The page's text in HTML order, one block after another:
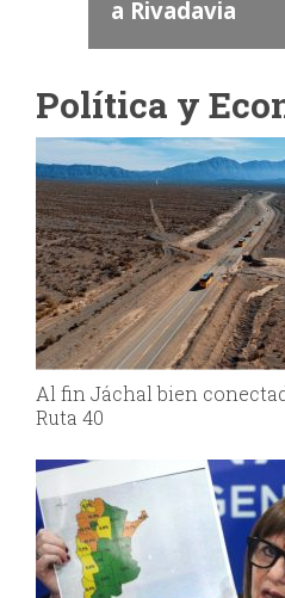
a Rivadavia
Política y
Al fin Jáchal bien
Ruta 40